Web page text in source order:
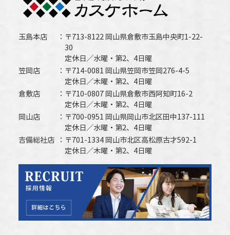
玉島本店
〒713-8122 岡山県倉敷市玉島中央町1-22-
30
定休日／水曜・第2、4日曜
笠岡店
〒714-0081 岡山県笠岡市笠岡276-4-5
定休日／木曜・第2、4日曜
倉敷店
〒710-0807 岡山県倉敷市西阿知町16-2
定休日／木曜・第2、4日曜
岡山店
〒700-0951 岡山県岡山市北区田中137-111
定休日／水曜・第2、4日曜
吉備総社店
〒701-1334 岡山市北区高松原古才592-1
定休日／木曜・第2、4日曜